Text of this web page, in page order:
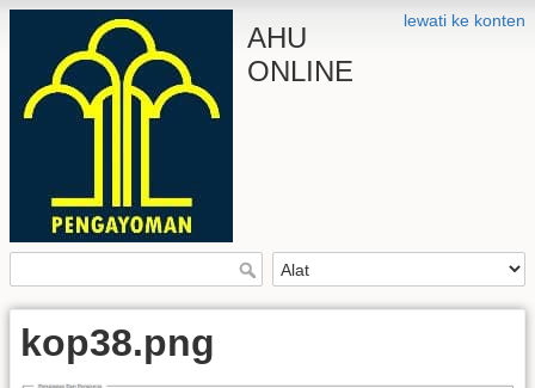
lewati ke konten
AHU
ONLINE
kop38.png